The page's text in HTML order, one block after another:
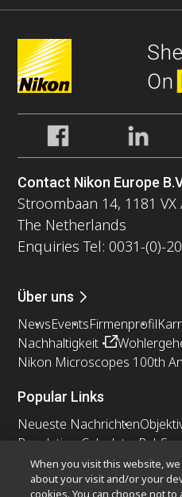
Contact Nikon Europe
Stroombaan 14, 1181
The Netherlands
Enquiries Tel: 0031-(0)-
Über uns
NewsEventsFirmenprofil
Nachhaltigkeit
Nikon Microscopes 100th
Popular Links
Neueste Nachrichten
Resolution Calculator
Nikon Small World
When you visit this website,
about your visit and/or your
cookies. You can choose not